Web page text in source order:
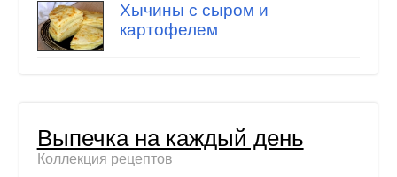
Хычины с сыром и
картофелем
Выпечка на каждый день
Коллекция рецептов